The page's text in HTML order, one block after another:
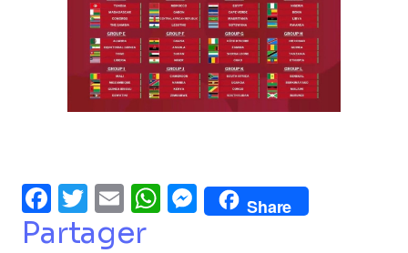
Facebook
Twitter
EmailWhatsApp
Messenger
Share
Partager